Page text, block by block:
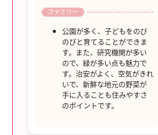
ファミリー
公園が多く、子どもをのび
のびと育てることができま
す。また、研究機関が多い
ので、緑が多い点も魅力で
す。治安がよく、空気がきれ
いで、新鮮な地元の野菜が
手に入ることも住みやすさ
のポイントです。